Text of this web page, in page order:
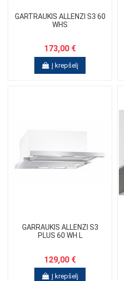
GARTRAUKIS ALLENZI S3 60
WHS
173,00 €
Į krepšelį
GARRAUKIS ALLENZI S3
PLUS 60 WH L
129,00 €
Į krepšelį